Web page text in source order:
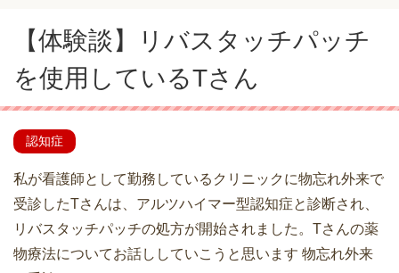
【体験談】リバスタッチパッチ
を使用しているTさん
認知症
私が看護師として勤務しているクリニックに物忘れ外来で
受診したTさんは、アルツハイマー型認知症と診断され、
リバスタッチパッチの処方が開始されました。Tさんの薬
物療法についてお話ししていこうと思います 物忘れ外来